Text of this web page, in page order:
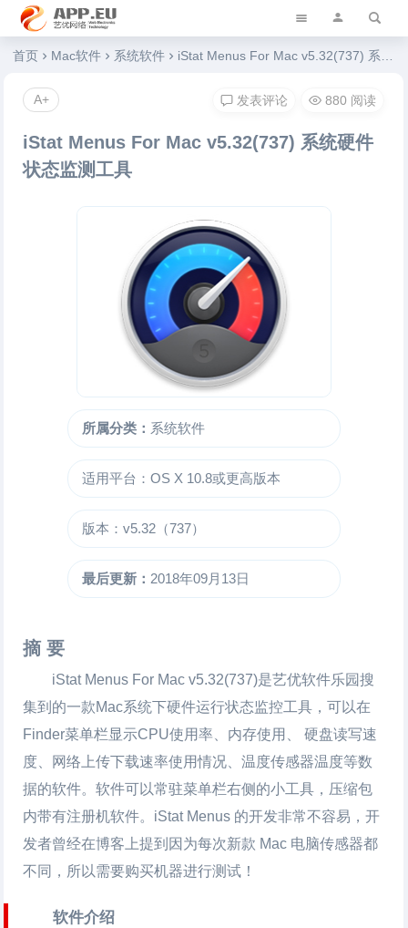
艺优软件乐园
首页 Mac软件 系统软件 iStat Menus For Mac v5.32(737) 系统硬件状态监测工具
iStat Menus For Mac v5.32(737) 系统硬件
状态监测工具
所属分类： 系统软件
适用平台：OS X 10.8或更高版本
版本：v5.32（737）
最后更新： 2018年09月13日
摘 要
iStat Menus For Mac v5.32(737)是艺优软件乐园搜
集到的一款Mac系统下硬件运行状态监控工具，可以在
Finder菜单栏显示CPU使用率、内存使用、 硬盘读写速
度、网络上传下载速率使用情况、温度传感器温度等数
据的软件。软件可以常驻菜单栏右侧的小工具，压缩包
内带有注册机软件。iStat Menus 的开发非常不容易，开
发者曾经在博客上提到因为每次新款 Mac 电脑传感器都
不同，所以需要购买机器进行测试！
软件介绍
发表评论 880 阅读
A+